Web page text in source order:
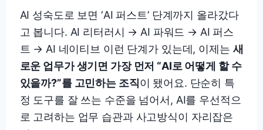
AI 성숙도로 보면 ‘AI 퍼스트’ 단계까지 올라갔다
고 봅니다. AI 리터러시 → AI 파워드 → AI 퍼스
트 → AI 네이티브 이런 단계가 있는데, 이제는 새
로운 업무가 생기면 가장 먼저 “AI로 어떻게 할 수
있을까?”를 고민하는 조직이 됐어요. 단순히 특
정 도구를 잘 쓰는 수준을 넘어서, AI를 우선적으
로 고려하는 업무 습관과 사고방식이 자리잡은